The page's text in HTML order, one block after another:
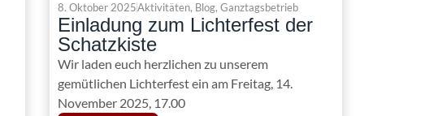
8. Oktober 2025Aktivitäten, Blog, Ganztagsbetrieb
Einladung zum Lichterfest der
Schatzkiste
Wir laden euch herzlichen zu unserem
gemütlichen Lichterfest ein am Freitag, 14.
November 2025, 17.00